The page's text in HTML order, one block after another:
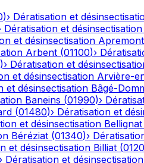
)› Dératisation et
Dératisation et désinsectisation
et désinsectisation Apremont
Arbent (01100)›
)› Dératisation et
et désinsectisation Arvière-
et désinsectisation Bâgé-
Baneins (01990)›
(01480)› Dératisation et
et désinsectisation Bellignat
Béréziat (01340)›
et désinsectisation Billiat (
› Dératisation et désinsectisation